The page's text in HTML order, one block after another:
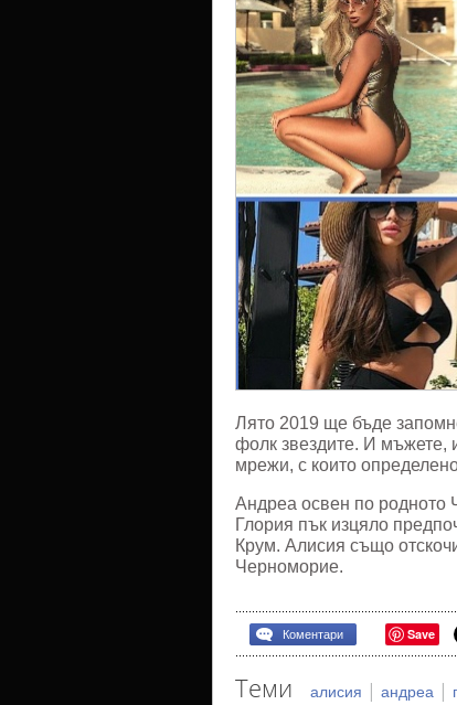
Лято 2019 ще бъде
фолк звездите. И мъжете,
мрежи, с които
Андреа освен по родното
Глория пък изцяло
Крум. Алисия също
Черноморие.
Коментари Save
Теми алисия | андреа |